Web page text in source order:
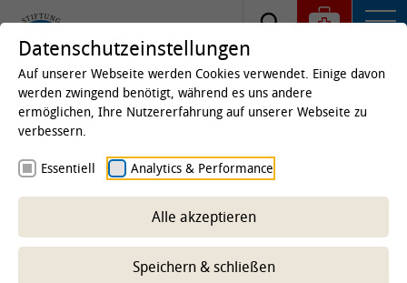
Startseite
Studentische Hilfskräfte /
wissenschaftliche Hilfskräfte
Datenschutzeinstellungen
Auf unserer Webseite werden Cookies verwendet. Einige davon
werden zwingend benötigt, während es uns andere
ermöglichen, Ihre Nutzererfahrung auf unserer Webseite zu
verbessern.
Essentiell Analytics & Performance
Alle akzeptieren
Speichern & schließen